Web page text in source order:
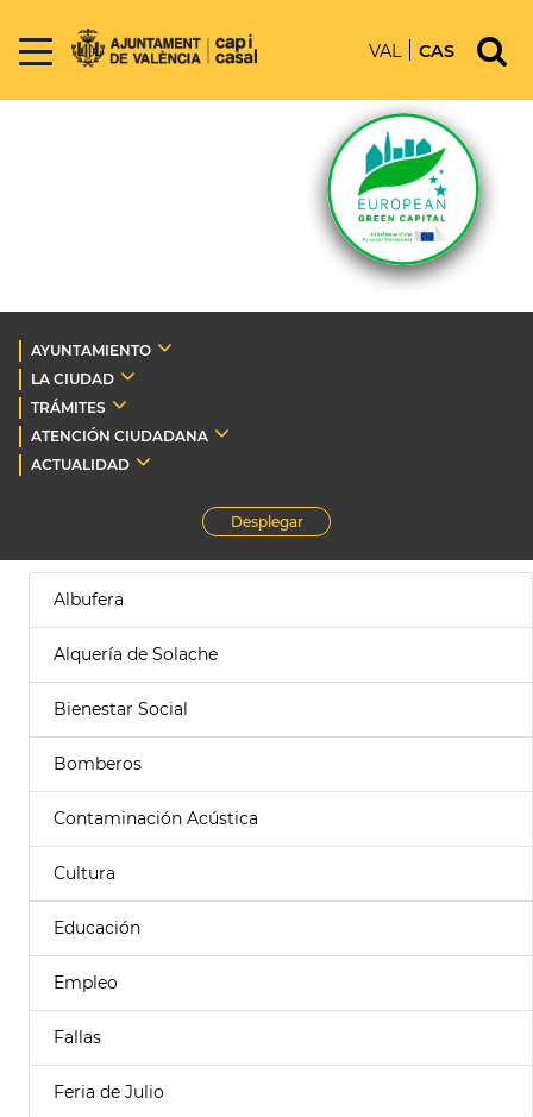
VAL CAS
AYUNTAMIENTO
LA CIUDAD
TRÁMITES
ATENCIÓN CIUDADANA
ACTUALIDAD
Desplegar
Albufera
Alquería de Solache
Bienestar Social
Bomberos
Contaminación Acústica
Cultura
Educación
Empleo
Fallas
Feria de Julio